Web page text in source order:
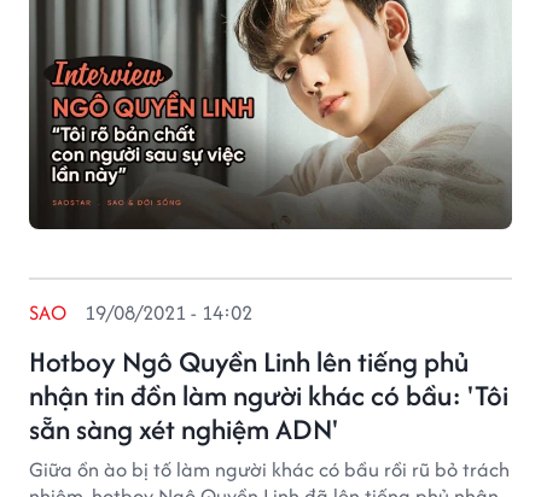
Hotboy Ngô Quyền Linh lên tiếng phủ
nhận tin đồn làm người khác có bầu: 'Tôi
sẵn sàng xét nghiệm ADN'
SAO 19/08/2021 - 14:02
Giữa ồn ào bị tố làm người khác có bầu rồi rũ bỏ trách